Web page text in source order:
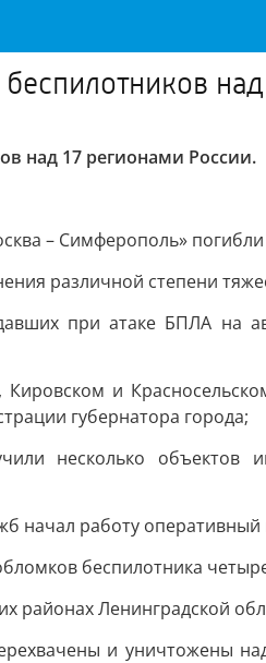
над 17 регионами России.
– Симферополь»
различной степени
при атаке БПЛА на
и
губернатора города;
несколько объектов
начал работу
беспилотника
районах Ленинградской
и уничтожены